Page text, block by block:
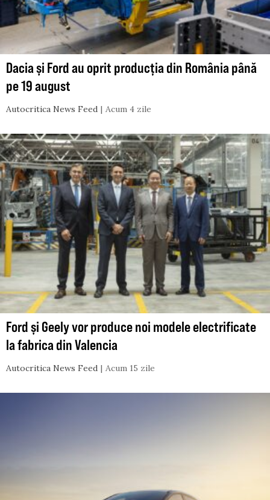
Dacia și Ford au oprit producția din România până
pe 19 august
Autocritica News Feed Acum 4 zile
Ford și Geely vor produce noi modele electrificate
la fabrica din Valencia
Autocritica News Feed Acum 15 zile